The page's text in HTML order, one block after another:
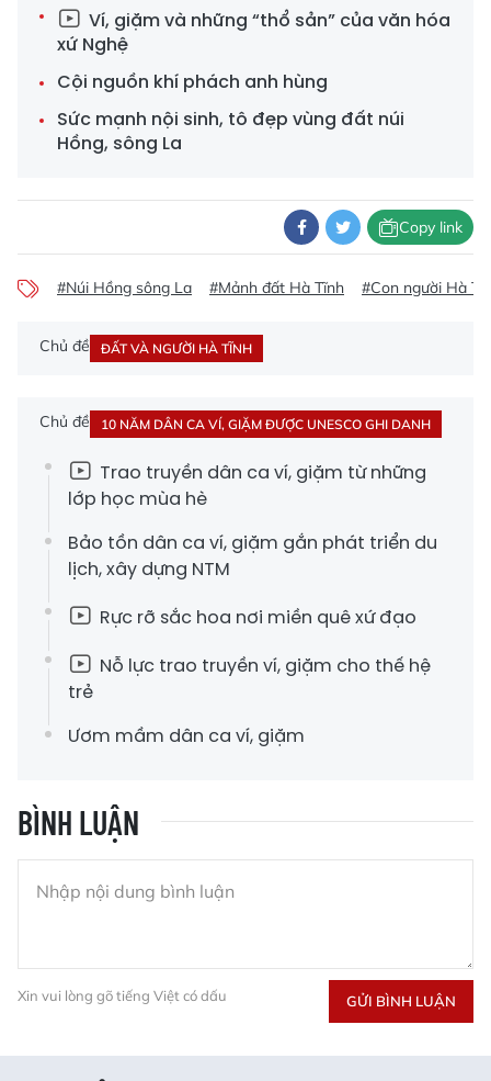
Ví, giặm và những “thổ sản” của văn hóa
xứ Nghệ
Cội nguồn khí phách anh hùng
Sức mạnh nội sinh, tô đẹp vùng đất núi
Hồng, sông La
Copy link
#Núi Hồng sông La #Mảnh đất Hà Tĩnh #Con người Hà
Chủ đề ĐẤT VÀ NGƯỜI HÀ TĨNH
Chủ đề 10 NĂM DÂN CA VÍ, GIẶM ĐƯỢC UNESCO GHI DANH
Trao truyền dân ca ví, giặm từ những
lớp học mùa hè
Bảo tồn dân ca ví, giặm gắn phát triển du
lịch, xây dựng NTM
Rực rỡ sắc hoa nơi miền quê xứ đạo
Nỗ lực trao truyền ví, giặm cho thế hệ
trẻ
Ươm mầm dân ca ví, giặm
BÌNH LUẬN
Xin vui lòng gõ tiếng Việt có dấu GỬI BÌNH LUẬN